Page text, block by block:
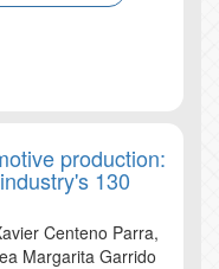
production:
130
Centeno Parra,
Margarita Garrido